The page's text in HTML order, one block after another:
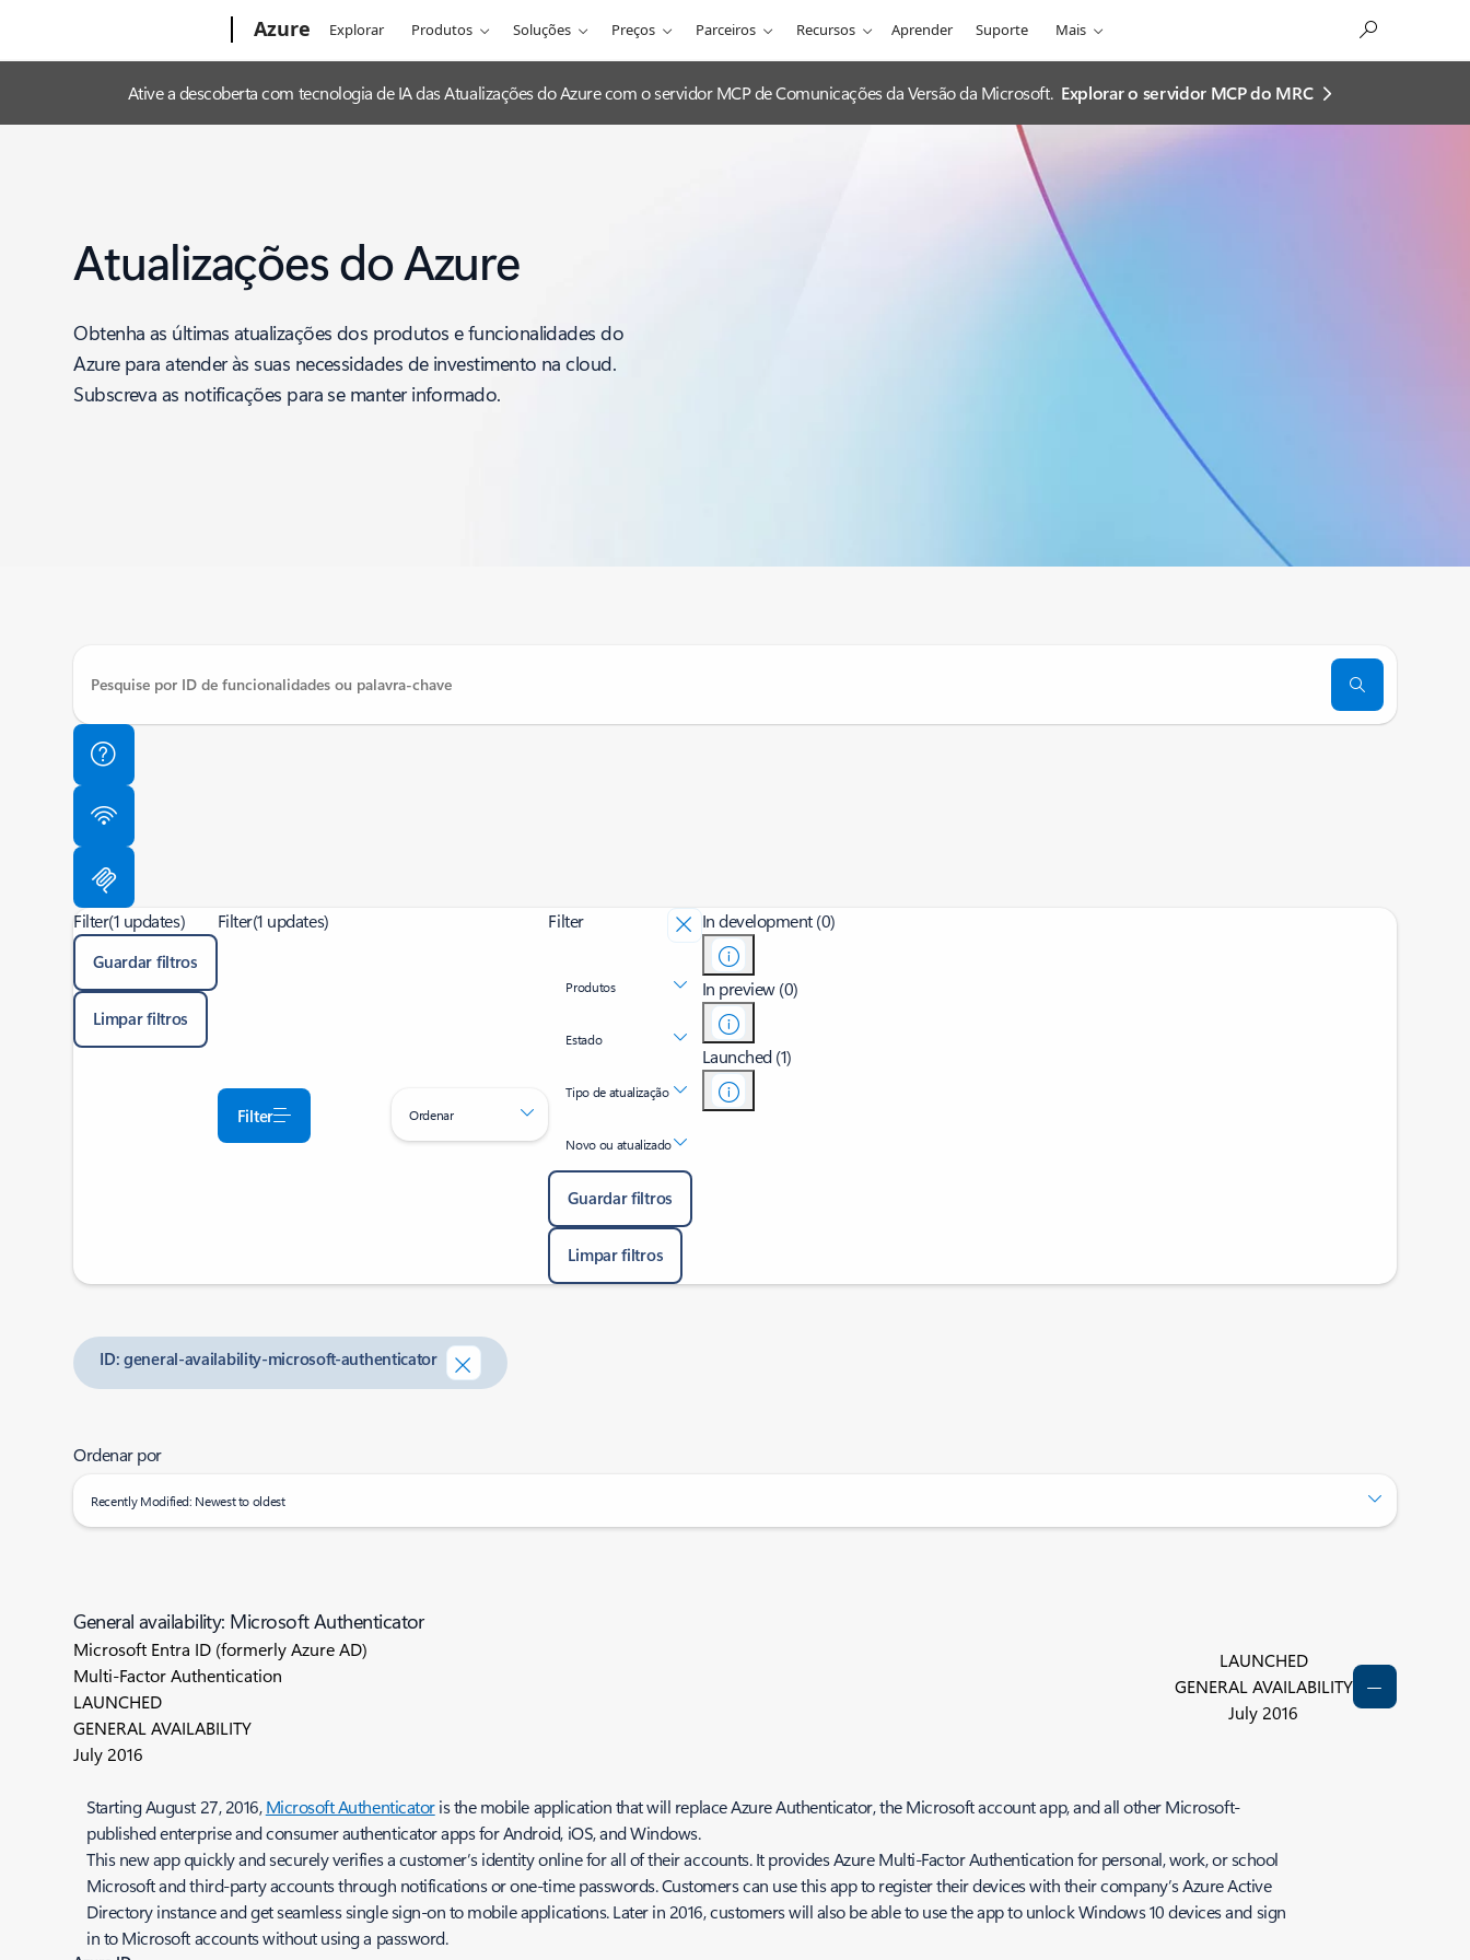
Azure Explorar Produtos Soluções Preços Parceiros Recursos Aprender Suporte Mais
Ative a descoberta com tecnologia de IA das Atualizações do Azure com o servidor MCP de Comunicações da Versão da Microsoft. Explorar o servidor MCP do MRC
Atualizações do Azure
Obtenha as últimas atualizações dos produtos e funcionalidades do
Azure para atender às suas necessidades de investimento na cloud.
Subscreva as notificações para se manter informado.
Filter(1 updates)
Guardar filtros
Limpar filtros
Filter(1 updates)
Filter Ordenar
Filter
Produtos
Estado
Tipo de atualização
Novo ou atualizado
Guardar filtros
Limpar filtros
In development (0)
In preview (0)
Launched (1)
ID: general-availability-microsoft-authenticator
Ordenar por
Recently Modified: Newest to oldest
General availability: Microsoft Authenticator
Microsoft Entra ID (formerly Azure AD)
Multi-Factor Authentication
LAUNCHED
GENERAL AVAILABILITY
July 2016
LAUNCHED
GENERAL AVAILABILITY
July 2016
Starting August 27, 2016,Microsoft Authenticatoris the mobile application that will replace Azure Authenticator, the Microsoft account app, and all other Microsoft-
published enterprise and consumer authenticator apps for Android, iOS, and Windows.
This new app quickly and securely verifies a customer’s identity online for all of their accounts. It provides Azure Multi-Factor Authentication for personal, work, or school
Microsoft and third-party accounts through notifications or one-time passwords. Customers can use this app to register their devices with their company’s Azure Active
Directory instance and get seamless single sign-on to mobile applications. Later in 2016, customers will also be able to use the app to unlock Windows 10 devices and sign
in to Microsoft accounts without using a password.